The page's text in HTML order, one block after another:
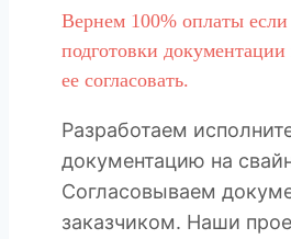
Вернем 100% оплаты если
подготовки
ее согласовать.
Разработаем
документацию на
Согласовываем
заказчиком. Наши